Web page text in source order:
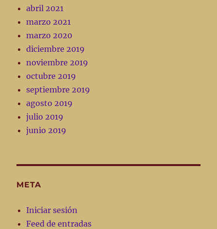
abril 2021
marzo 2021
marzo 2020
diciembre 2019
noviembre 2019
octubre 2019
septiembre 2019
agosto 2019
julio 2019
junio 2019
META
Iniciar sesión
Feed de entradas